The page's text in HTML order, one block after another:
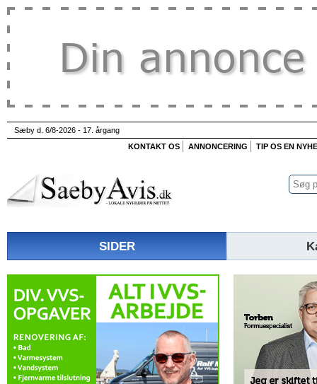
Sæby d. 6/8-2026 - 17. årgang
KONTAKT OS
ANNONCERING TIP OS EN
SIDER